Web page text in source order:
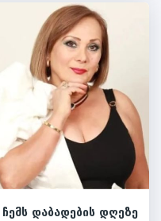
დაბადების დღეზე